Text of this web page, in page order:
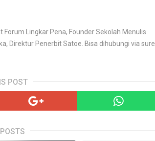
Forum Lingkar Pena, Founder Sekolah Menulis
Direktur Penerbit Satoe. Bisa dihubungi via surel
POST